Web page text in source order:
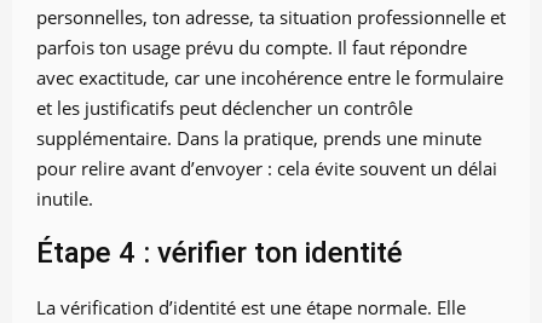
personnelles, ton adresse, ta situation professionnelle et
parfois ton usage prévu du compte. Il faut répondre
avec exactitude, car une incohérence entre le formulaire
et les justificatifs peut déclencher un contrôle
supplémentaire. Dans la pratique, prends une minute
pour relire avant d’envoyer : cela évite souvent un délai
inutile.
Étape 4 : vérifier ton identité
La vérification d’identité est une étape normale. Elle